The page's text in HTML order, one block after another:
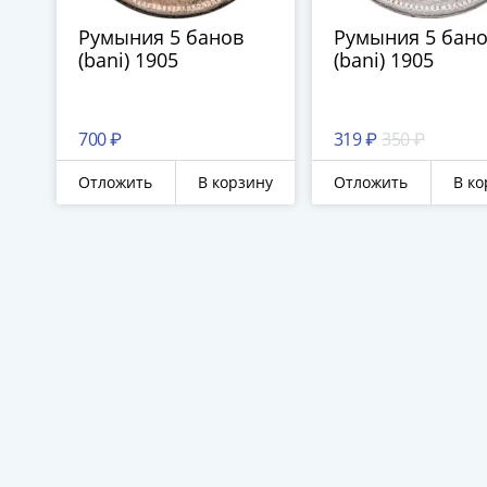
Румыния 5 банов
(bani) 1905
700 ₽
Отложить В корзину
Румыния 5
(bani) 1905
319 ₽ 350 ₽
Отложить В